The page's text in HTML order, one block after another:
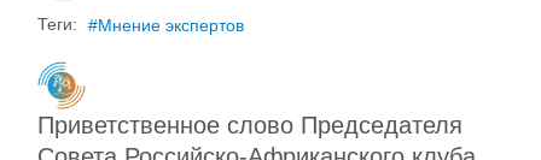
Теги:
Мнение экспертов
Приветственное слово Председателя